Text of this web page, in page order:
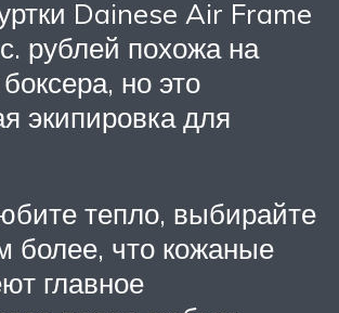
Dainese Air Frame
рублей похожа на
но это
экипировка для
тепло, выбирайте
более, что кожаные
главное